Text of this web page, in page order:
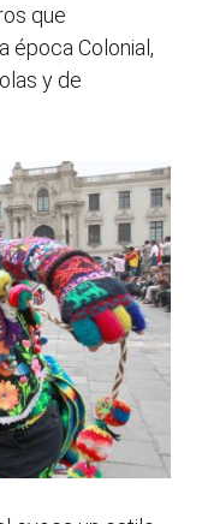
que
época Colonial,
y de